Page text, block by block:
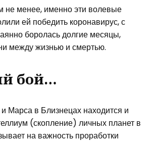
не менее, именно эти волевые
ей победить коронавирус, с
боролась долгие месяцы,
между жизнью и смертью.
бой…
Марса в Близнецах находится и
(скопление) личных планет в
на важность проработки